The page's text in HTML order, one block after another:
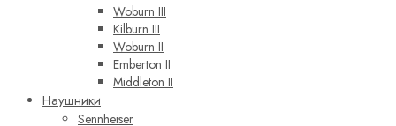
Woburn III
Kilburn III
Woburn II
Emberton II
Middleton II
Наушники
Sennheiser